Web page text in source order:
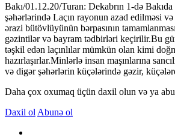
Bakı/01.12.20/Turan: Dekabrın 1-də
şəhərlərində Laçın rayonun azad edilməsi
ərazi bütövlüyünün bərpasının
gəzintilər və bayram tədbirləri keçirilir.Bu
təşkil edən laçınlılar mümkün olan kimi
hazırlaşırlar.Minlərlə insan maşınlarına
və digər şəhərlərin küçələrində gəzir,
Daha çox oxumaq üçün daxil olun və ya
Daxil ol Abunə ol